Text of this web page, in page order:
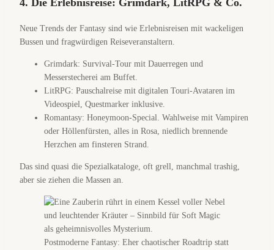
4. Die Erlebnisreise: Grimdark, LitRPG & Co.
Neue Trends der Fantasy sind wie Erlebnisreisen mit wackeligen
Bussen und fragwürdigen Reiseveranstaltern.
Grimdark: Survival-Tour mit Dauerregen und
Messerstecherei am Buffet.
LitRPG: Pauschalreise mit digitalen Touri-Avataren im
Videospiel, Questmarker inklusive.
Romantasy: Honeymoon-Special. Wahlweise mit Vampiren
oder Höllenfürsten, alles in Rosa, niedlich brennende
Herzchen am finsteren Strand.
Das sind quasi die Spezialkataloge, oft grell, manchmal trashig,
aber sie ziehen die Massen an.
Postmoderne Fantasy: Eher chaotischer Roadtrip statt